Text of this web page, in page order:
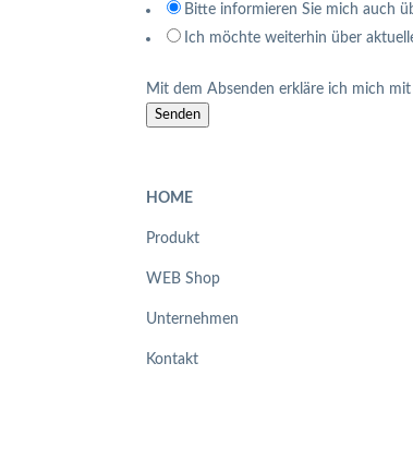
Bitte informieren Sie mich auch
Ich möchte weiterhin über
Mit dem Absenden erkläre ich mich
Senden
HOME
Produkt
WEB Shop
Unternehmen
Kontakt